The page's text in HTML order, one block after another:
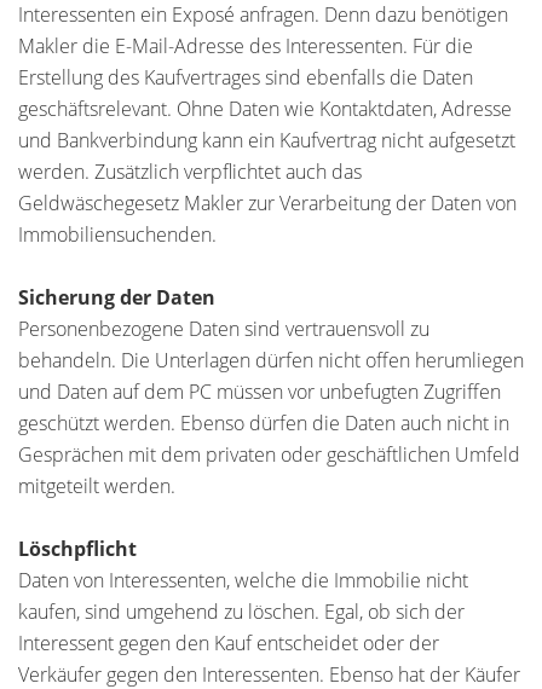
Interessenten ein Exposé anfragen. Denn dazu benötigen
Makler die E-Mail-Adresse des Interessenten. Für die
Erstellung des Kaufvertrages sind ebenfalls die Daten
geschäftsrelevant. Ohne Daten wie Kontaktdaten, Adresse
und Bankverbindung kann ein Kaufvertrag nicht aufgesetzt
werden. Zusätzlich verpflichtet auch das
Geldwäschegesetz Makler zur Verarbeitung der Daten von
Immobiliensuchenden.
Sicherung der Daten
Personenbezogene Daten sind vertrauensvoll zu
behandeln. Die Unterlagen dürfen nicht offen herumliegen
und Daten auf dem PC müssen vor unbefugten Zugriffen
geschützt werden. Ebenso dürfen die Daten auch nicht in
Gesprächen mit dem privaten oder geschäftlichen Umfeld
mitgeteilt werden.
Löschpflicht
Daten von Interessenten, welche die Immobilie nicht
kaufen, sind umgehend zu löschen. Egal, ob sich der
Interessent gegen den Kauf entscheidet oder der
Verkäufer gegen den Interessenten. Ebenso hat der Käufer